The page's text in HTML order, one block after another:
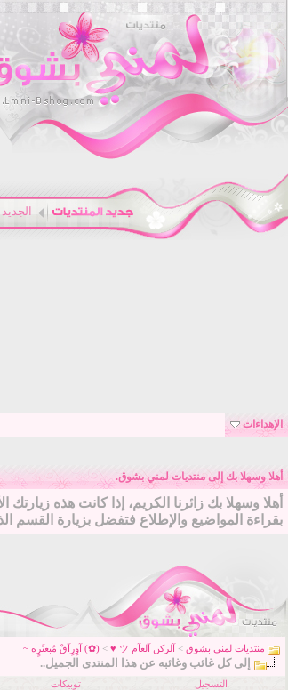
الجديد
الإهداءات
أهلا وسهلا بك إلى منتديات لمني بشوق.
أهلا وسهلا بك زائرنا الكريم، إذا كانت هذه
بقراءة المواضيع والإطلاع فتفضل بزيارة القسم
منتديات لمني بشوق > آلركن آلعآم ツ ♥ > (✿) آوِرِآقْ مُبعثَرٍه ~
إلى كل غائب وغائبه عن هذا المنتدى الجميل..
التسجيل توبيكات